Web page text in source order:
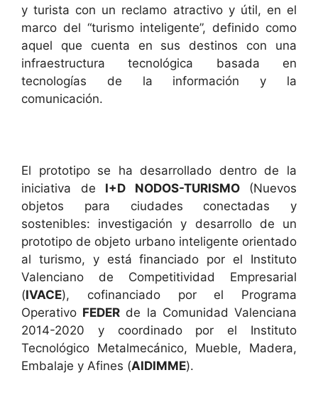
y turista con un reclamo atractivo y útil, en el
marco del “turismo inteligente”, definido como
aquel que cuenta en sus destinos con una
infraestructura tecnológica basada en
tecnologías de la información y la
comunicación.
El prototipo se ha desarrollado dentro de la
iniciativa de I+D NODOS-TURISMO(Nuevos
objetos para ciudades conectadas y
sostenibles: investigación y desarrollo de un
prototipo de objeto urbano inteligente orientado
al turismo, y está financiado por el Instituto
Valenciano de Competitividad Empresarial
(IVACE), cofinanciado por el Programa
Operativo FEDER de la Comunidad Valenciana
2014-2020 y coordinado por el Instituto
Tecnológico Metalmecánico, Mueble, Madera,
Embalaje y Afines (AIDIMME).